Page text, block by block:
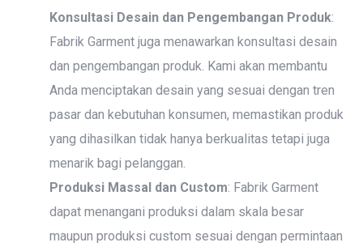
Konsultasi Desain dan Pengembangan Produk:
Fabrik Garment juga menawarkan konsultasi desain
dan pengembangan produk. Kami akan membantu
Anda menciptakan desain yang sesuai dengan tren
pasar dan kebutuhan konsumen, memastikan produk
yang dihasilkan tidak hanya berkualitas tetapi juga
menarik bagi pelanggan.
Produksi Massal dan Custom: Fabrik Garment
dapat menangani produksi dalam skala besar
maupun produksi custom sesuai dengan permintaan